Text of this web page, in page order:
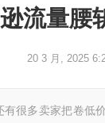
流量腰
20 3 月, 2025
有很多卖家把卷低